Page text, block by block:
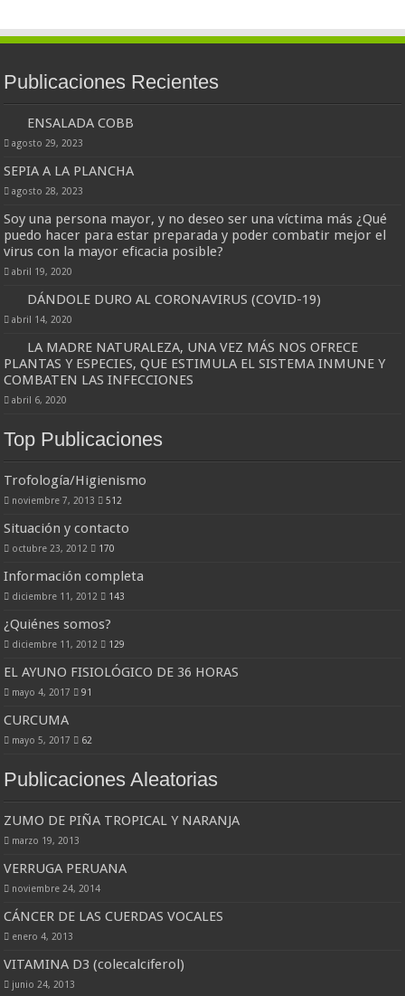
Publicaciones Recientes
ENSALADA COBB
agosto 29, 2023
SEPIA A LA PLANCHA
agosto 28, 2023
Soy una persona mayor, y no deseo ser una víctima más ¿Qué
puedo hacer para estar preparada y poder combatir mejor el
virus con la mayor eficacia posible?
abril 19, 2020
DÁNDOLE DURO AL CORONAVIRUS (COVID-19)
abril 14, 2020
LA MADRE NATURALEZA, UNA VEZ MÁS NOS OFRECE
PLANTAS Y ESPECIES, QUE ESTIMULA EL SISTEMA INMUNE Y
COMBATEN LAS INFECCIONES
abril 6, 2020
Top Publicaciones
Trofología/Higienismo
noviembre 7, 2013 512
Situación y contacto
octubre 23, 2012 170
Información completa
diciembre 11, 2012 143
¿Quiénes somos?
diciembre 11, 2012 129
EL AYUNO FISIOLÓGICO DE 36 HORAS
mayo 4, 2017 91
CURCUMA
mayo 5, 2017 62
Publicaciones Aleatorias
ZUMO DE PIÑA TROPICAL Y NARANJA
marzo 19, 2013
VERRUGA PERUANA
noviembre 24, 2014
CÁNCER DE LAS CUERDAS VOCALES
enero 4, 2013
VITAMINA D3 (colecalciferol)
junio 24, 2013